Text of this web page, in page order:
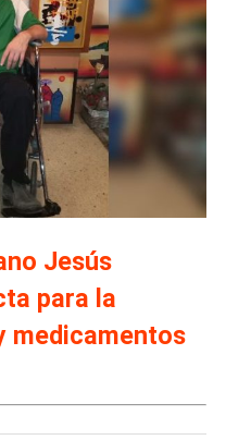
Jesús
para la
medicamentos